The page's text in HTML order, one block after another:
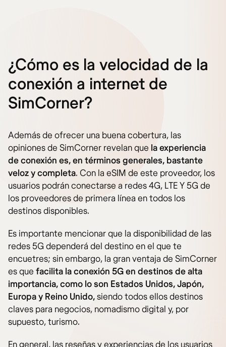
¿Cómo es la velocidad de la
conexión a internet de
SimCorner?
Además de ofrecer una buena cobertura, las
opiniones de SimCorner revelan que la experiencia
de conexión es, en términos generales, bastante
veloz y completa. Con la eSIM de este proveedor, los
usuarios podrán conectarse a redes 4G, LTE Y 5G de
los proveedores de primera línea en todos los
destinos disponibles.
Es importante mencionar que la disponibilidad de las
redes 5G dependerá del destino en el que te
encuetres; sin embargo, la gran ventaja de SimCorner
es que facilita la conexión 5G en destinos de alta
importancia, como lo son Estados Unidos, Japón,
Europa y Reino Unido,siendo todos ellos destinos
claves para negocios, nomadismo digital y, por
supuesto, turismo.
En general, las reseñas y experiencias de los usuarios